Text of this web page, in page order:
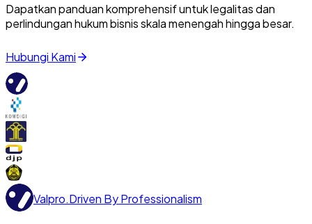
Dapatkan panduan komprehensif untuk legalitas dan
perlindungan hukum bisnis skala menengah hingga besar.
Hubungi Kami
Valpro.Driven By Professionalism